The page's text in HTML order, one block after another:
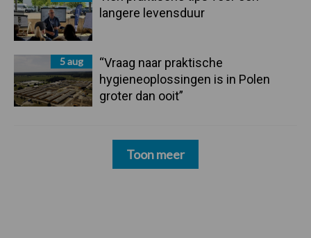
langere levensduur
5 aug
“Vraag naar praktische
hygieneoplossingen is in Polen
groter dan ooit”
Toon meer